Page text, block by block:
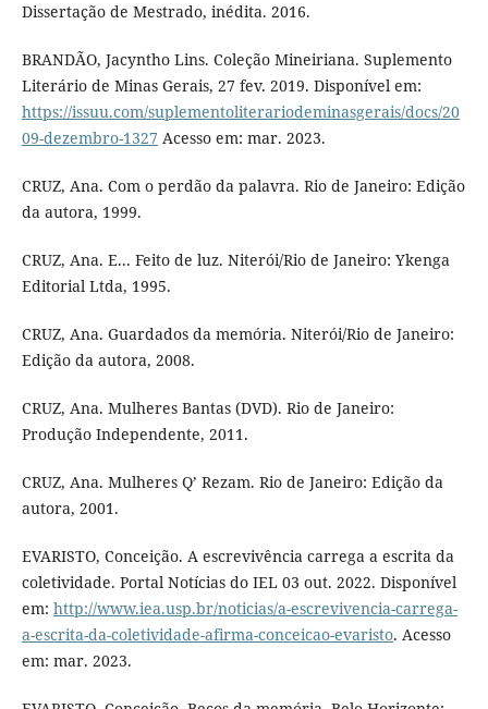
Dissertação de Mestrado, inédita. 2016.
BRANDÃO, Jacyntho Lins. Coleção Mineiriana. Suplemento
Literário de Minas Gerais, 27 fev. 2019. Disponível em:
https://issuu.com/suplementoliterariodeminasgerais/docs/20
09-dezembro-1327 Acesso em: mar. 2023.
CRUZ, Ana. Com o perdão da palavra. Rio de Janeiro: Edição
da autora, 1999.
CRUZ, Ana. E... Feito de luz. Niterói/Rio de Janeiro: Ykenga
Editorial Ltda, 1995.
CRUZ, Ana. Guardados da memória. Niterói/Rio de Janeiro:
Edição da autora, 2008.
CRUZ, Ana. Mulheres Bantas (DVD). Rio de Janeiro:
Produção Independente, 2011.
CRUZ, Ana. Mulheres Q’ Rezam. Rio de Janeiro: Edição da
autora, 2001.
EVARISTO, Conceição. A escrevivência carrega a escrita da
coletividade. Portal Notícias do IEL 03 out. 2022. Disponível
em: http://www.iea.usp.br/noticias/a-escrevivencia-carrega-
a-escrita-da-coletividade-afirma-conceicao-evaristo. Acesso
em: mar. 2023.